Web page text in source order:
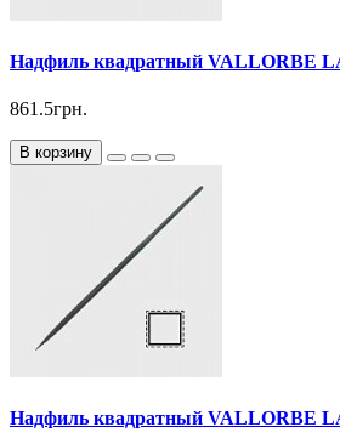
Надфиль квадратный VALLORBE
861.5грн.
В корзину
Надфиль квадратный VALLORBE